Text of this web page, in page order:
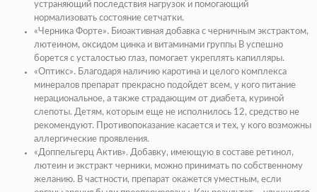
устраняющий последствия нагрузок и помогающий
нормализовать состояние сетчатки.
«Черника Форте». Биоактивная добавка с черничным экстрактом,
лютеином, оксидом цинка и витаминами группы В успешно
борется с усталостью глаз, помогает укреплять капилляры.
«Оптикс». Благодаря наличию каротина и целого комплекса
минералов препарат прекрасно подойдет всем, у кого питание
нерациональное, а также страдающим от диабета, куриной
слепоты. Детям, которым еще не исполнилось 12, средство не
рекомендуют. Противопоказание касается и тех, у кого возможны
аллергические проявления.
«Доппельгерц Актив». Добавку, имеющую в составе ретинол,
лютеин и экстракт черники, можно принимать по собственному
желанию. В частности, препарат окажется уместным, если